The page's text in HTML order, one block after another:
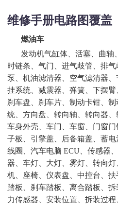
维修手册电路图覆盖
燃油车
发动机气缸体、活塞、曲轴
时链条、气门、进气歧管、排
泵、机油滤清器、空气滤清器
挂系统、减震器、弹簧、下摆臂
刹车盘、刹车片、制动卡钳、
统、方向盘、转向轴、转向器、
车身外壳、车门、车窗、门窗
子板、引擎盖、后备箱盖、蓄
线圈、汽车电脑 ECU、传感器
器、车灯、大灯、雾灯、转向
机、座椅、仪表盘、中控台、
踏板、刹车踏板、离合踏板、
力传感器、安装位置、拆装过